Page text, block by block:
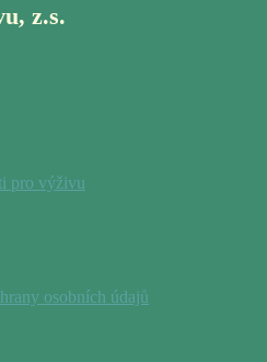
z.s.
pro výživu
osobních údajů